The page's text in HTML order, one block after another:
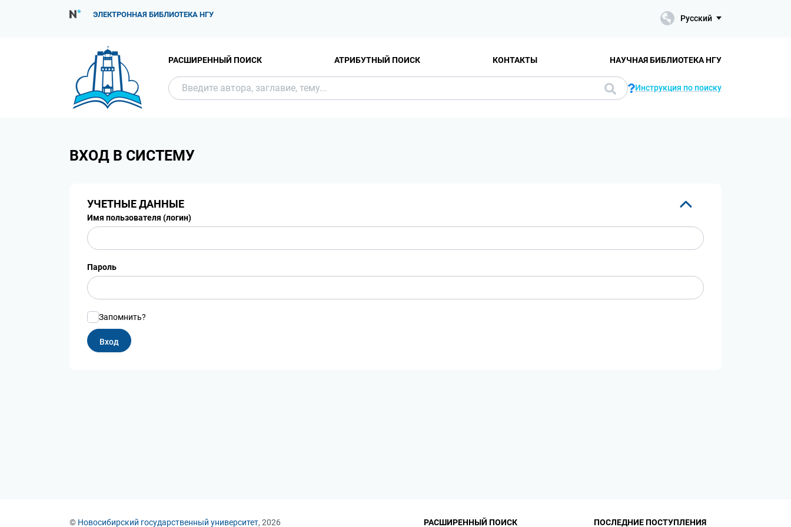
ЭЛЕКТРОННАЯ БИБЛИОТЕКА НГУ Русский
РАСШИРЕННЫЙ ПОИСК АТРИБУТНЫЙ ПОИСК КОНТАКТЫ НАУЧНАЯ БИБЛИОТЕКА НГУ
Инструкция по поиску
ВХОД В СИСТЕМУ
УЧЕТНЫЕ ДАННЫЕ
Имя пользователя (логин)
Пароль
Запомнить?
© Новосибирский государственный университет, 2026 РАСШИРЕННЫЙ ПОИСК ПОСЛЕДНИЕ ПОСТУПЛЕНИЯ